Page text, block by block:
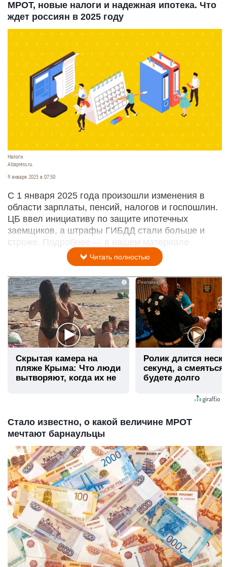
МРОТ, новые налоги и надежная ипотека. Что
ждет россиян в 2025 году
Налоги.
Altapress.ru.
9 января 2025 в 07:50
С 1 января 2025 года произошли изменения в
области зарплаты, пенсий, налогов и госпошлин.
ЦБ ввел инициативу по защите ипотечных
заемщиков, а штрафы ГИБДД стали больше и
строже. Подробнее — в нашем материале.
Читать полностью
i
Скрытая камера на
пляже Крыма: Что люди
вытворяют, когда их не
Ролик длится
секунд, а
будете долго
Стало известно, о какой величине МРОТ
мечтают барнаульцы